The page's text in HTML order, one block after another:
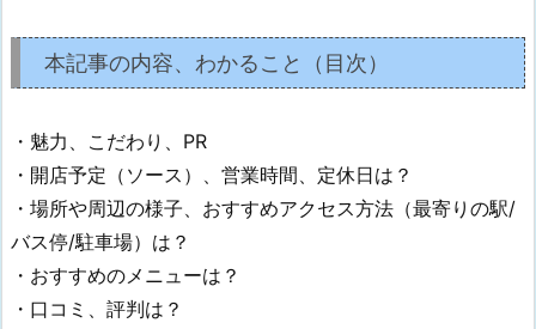
本記事の内容、わかること（目次）
・魅力、こだわり、PR
・開店予定（ソース）、営業時間、定休日は？
・場所や周辺の様子、おすすめアクセス方法（最寄りの駅/
バス停/駐車場）は？
・おすすめのメニューは？
・口コミ、評判は？